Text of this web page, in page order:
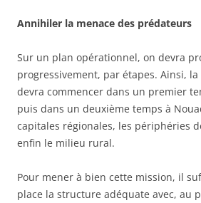
Annihiler la menace des prédateurs
Sur un plan opérationnel, on devra
progressivement, par étapes. Ainsi,
devra commencer dans un premier
puis dans un deuxième temps à
capitales régionales, les périphéries
enfin le milieu rural.
Pour mener à bien cette mission, il
place la structure adéquate avec, au